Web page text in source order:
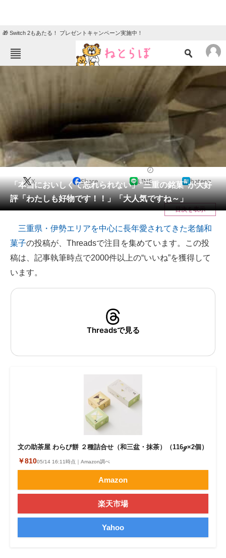
🎁 Switch 2もあたる！ プレゼントキャンペーン実施中！
ニュース
地域
住まい 教育・育児
動物 リサーチ
会員記事
メディア
注目記事を集めた総合ページ
ITの今と未来を見通す
スマホと通信の最新トレンド
ビジネスと働き方のヒント
AI活用のいまが分かる
経営リーダーのコミュニティ
マーケ×ITの今がよく分かる
ITエンジニア向け専門サイト
企業向けIT製品の総合サイト
製造業のIT導入・活用を支援
モノづくり技術者専門サイト
「本当においしくて忘れられない」“三重の銘菓”が大好
評「わたしも好物です！！」「大人気ですね～」
X Share LINE hatena
目次を表示
三重県・伊勢エリアを中心に長年愛されてきた老舗和
菓子の投稿が、Threadsで注目を集めています。この投
稿は、記事執筆時点で2000件以上の“いいね”を獲得して
います。
Threadsで見る
文の助茶屋 わらび餅 ２種詰合せ（和三盆・抹茶）（116ℊ×2個）
￥81005/14 16:11時点｜Amazon調べ
Amazon
楽天市場
Yahoo